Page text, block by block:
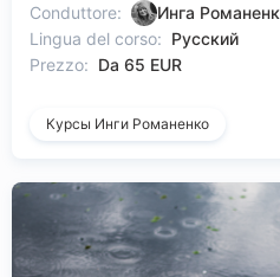
Conduttore:
Инга
Lingua del corso: Русский
Prezzo: Da 65 EUR
Курсы Инги Романенко